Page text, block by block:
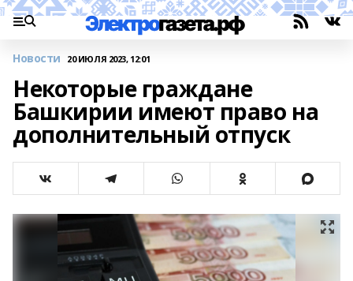
Новости 20 ИЮЛЯ 2023, 12:01
Некоторые граждане
Башкирии имеют право на
дополнительный отпуск